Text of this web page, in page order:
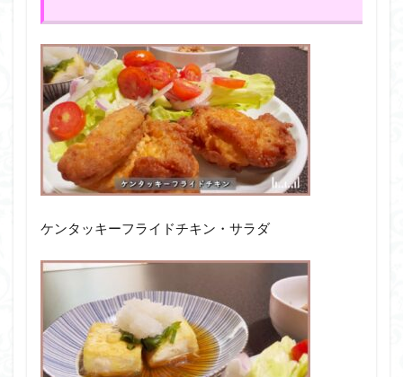
ケンタッキーフライドチキン・サラダ